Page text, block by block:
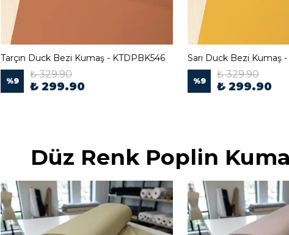
Tarçın Duck Bezi Kumaş - KTDPBK546
%9
₺ 329.90
₺ 299.90
Sarı Duck Bezi Kumaş -
%9
₺ 329.90
₺ 299.90
Düz Renk Poplin